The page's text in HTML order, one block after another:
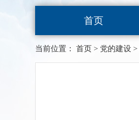
首页
当前位置： 首页 > 党的建设 >